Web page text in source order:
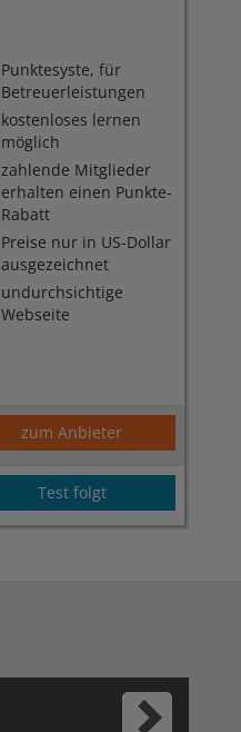
Punktesyste, für
Betreuerleistungen
kostenloses lernen
möglich
zahlende Mitglieder
erhalten einen Punkte-
Rabatt
Preise nur in US-Dollar
ausgezeichnet
undurchsichtige
Webseite
zum Anbieter
Test folgt